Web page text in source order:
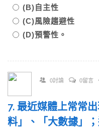
(B)自主性
(C)風險趨避性
(D)預警性。
0討論 0留言
7. 最近媒體上常常
料」、「大數據」